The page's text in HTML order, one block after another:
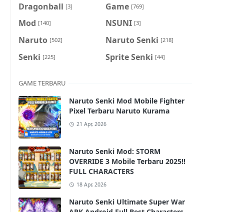
Dragonball [3] Game [769]
Mod [140] NSUNI [3]
Naruto [502] Naruto Senki [218]
Senki [225] Sprite Senki [44]
GAME TERBARU
Naruto Senki Mod Mobile Fighter
Pixel Terbaru Naruto Kurama
21 Apr, 2026
Naruto Senki Mod: STORM
OVERRIDE 3 Mobile Terbaru 2025!!
FULL CHARACTERS
18 Apr, 2026
Naruto Senki Ultimate Super War